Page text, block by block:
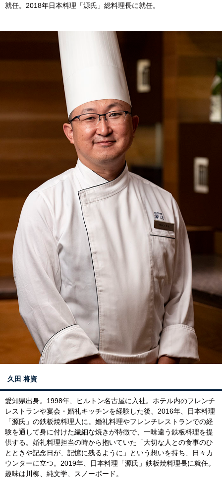
就任。2018年日本料理「源氏」総料理長に就任。
久田 将資
愛知県出身。1998年、ヒルトン名古屋に入社。ホテル内のフレンチ
レストランや宴会・婚礼キッチンを経験した後、2016年、日本料理
「源氏」の鉄板焼料理人に。婚礼料理やフレンチレストランでの経
験を通して身に付けた繊細な焼きが特徴で、一味違う鉄板料理を提
供する。婚礼料理担当の時から抱いていた「大切な人との食事のひ
とときや記念日が、記憶に残るように」という想いを持ち、日々カ
ウンターに立つ。2019年、日本料理「源氏」鉄板焼料理長に就任。
趣味は川柳、純文学、スノーボード。